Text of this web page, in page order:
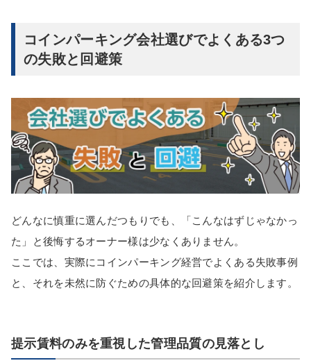
コインパーキング会社選びでよくある3つ
の失敗と回避策
どんなに慎重に選んだつもりでも、「こんなはずじゃなかっ
た」と後悔するオーナー様は少なくありません。
ここでは、実際にコインパーキング経営でよくある失敗事例
と、それを未然に防ぐための具体的な回避策を紹介します。
提示賃料のみを重視した管理品質の見落とし